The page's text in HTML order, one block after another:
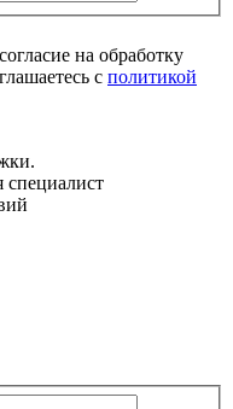
на обработку
с политикой
специалист